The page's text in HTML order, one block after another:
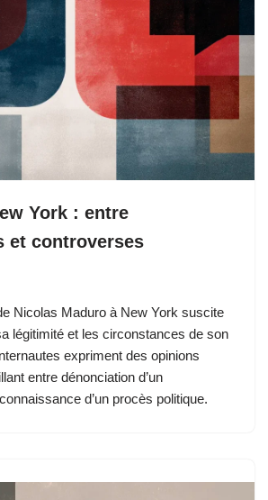
York : entre
et controverses
Nicolas Maduro à New York suscite
légitimité et les circonstances de son
expriment des opinions
entre dénonciation d’un
d’un procès politique.